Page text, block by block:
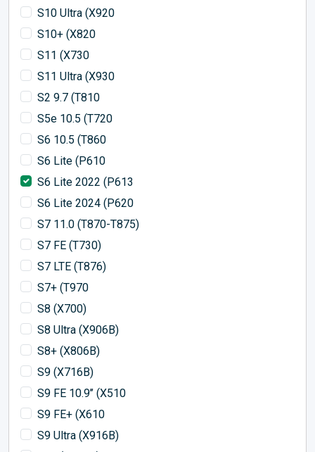
S10 Ultra (X920
S10+ (X820
S11 (X730
S11 Ultra (X930
S2 9.7 (T810
S5e 10.5 (T720
S6 10.5 (T860
S6 Lite (P610
S6 Lite 2022 (P613
S6 Lite 2024 (P620
S7 11.0 (T870-T875)
S7 FE (T730)
S7 LTE (T876)
S7+ (T970
S8 (X700)
S8 Ultra (X906B)
S8+ (X806B)
S9 (X716B)
S9 FE 10.9’’ (X510
S9 FE+ (X610
S9 Ultra (X916B)